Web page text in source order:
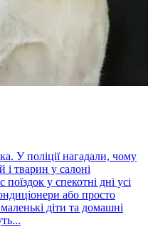
У поліції нагадали, чому
тварин у салоні
у спекотні дні усі
або просто
діти та домашні